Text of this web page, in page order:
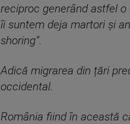
reciproc generând astfel
îi suntem deja martori și
shoring”.
Adică migrarea din țări
occidental.
România fiind în această